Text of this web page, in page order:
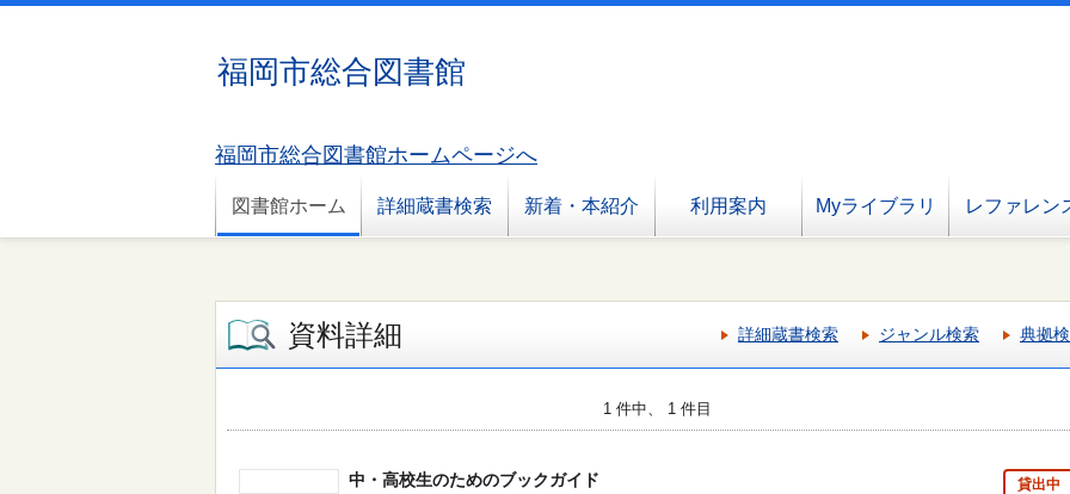
福岡市総合図書館
福岡市総合図書館ホームページへ
図書館ホーム 詳細蔵書検索 新着・本紹介 利用案内 Myライブラリ レファレン
資料詳細 詳細蔵書検索 ジャンル検索 典拠
1 件中、 1 件目
中・高校生のためのブックガイド 貸出中